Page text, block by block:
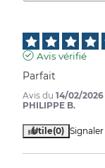
Avis vérifié
Parfait
Avis du14/02/2026
PHILIPPE B.
Utile(0) Signaler